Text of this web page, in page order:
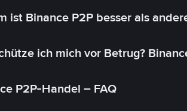
ist Binance P2P besser als
ich mich vor Betrug?
P2P-Handel – FAQ